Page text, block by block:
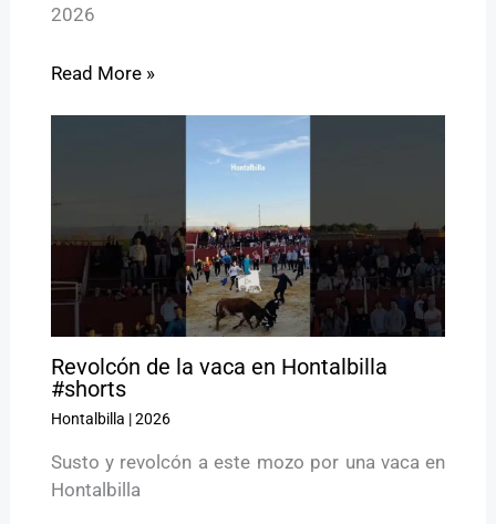
2026
Read More »
Revolcón de la vaca en Hontalbilla
#shorts
Hontalbilla |2026
Susto y revolcón a este mozo por una vaca en
Hontalbilla